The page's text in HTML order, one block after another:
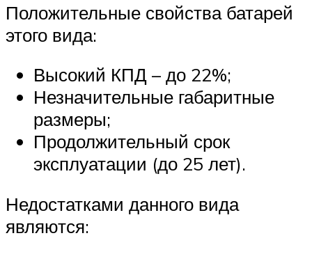
Положительные свойства батарей
этого вида:
Высокий КПД – до 22%;
Незначительные габаритные
размеры;
Продолжительный срок
эксплуатации (до 25 лет).
Недостатками данного вида
являются: